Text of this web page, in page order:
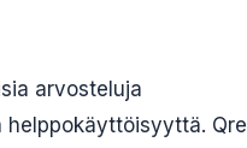
arvosteluja